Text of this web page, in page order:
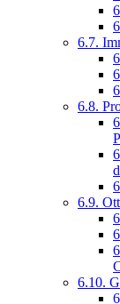
6.7.
6.8.
6.9.
6.10.